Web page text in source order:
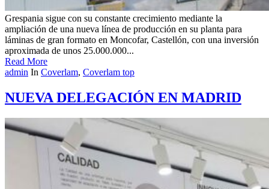
Grespania sigue con su constante crecimiento mediante la
ampliación de una nueva línea de producción en su planta para
láminas de gran formato en Moncofar, Castellón, con una inversión
aproximada de unos 25.000.000...
Read More
admin In Coverlam, Coverlam top
NUEVA DELEGACIÓN EN MADRID